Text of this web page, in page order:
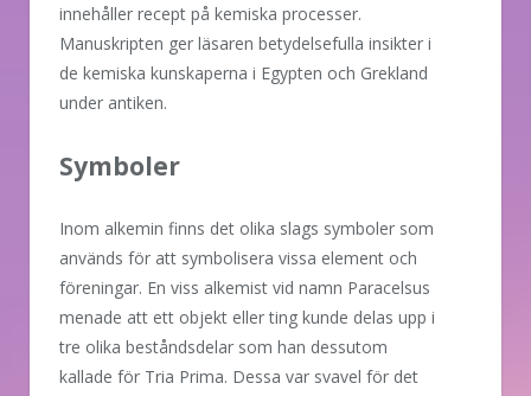
innehåller recept på kemiska processer.
Manuskripten ger läsaren betydelsefulla insikter i
de kemiska kunskaperna i Egypten och Grekland
under antiken.
Symboler
Inom alkemin finns det olika slags symboler som
används för att symbolisera vissa element och
föreningar. En viss alkemist vid namn Paracelsus
menade att ett objekt eller ting kunde delas upp i
tre olika beståndsdelar som han dessutom
kallade för Tria Prima. Dessa var svavel för det